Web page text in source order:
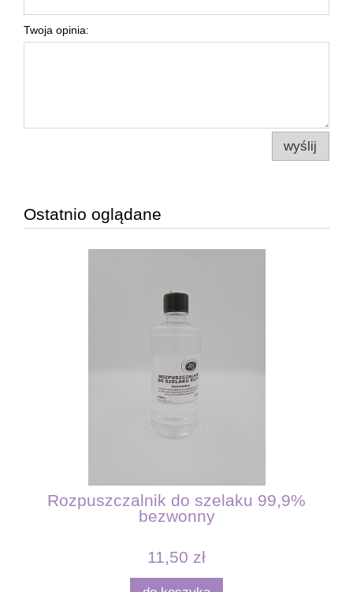
Twoja opinia:
wyślij
Ostatnio oglądane
Rozpuszczalnik do szelaku 99,9%
bezwonny
11,50 zł